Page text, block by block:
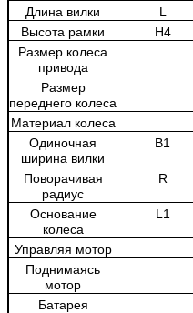
Длина вилки L
Высота рамки
H4
Размер колеса
привода
Размер
переднего колеса
Материал колеса
Одиночная
ширина вилки
B1
Поворачивая
радиус
R
Основание
колеса
L1
Управляя мотор
Поднимаясь
мотор
Батарея